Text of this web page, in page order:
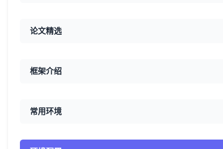
论文精选
框架介绍
常用环境